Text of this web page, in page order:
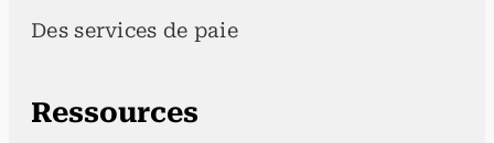
Des services de paie
Ressources